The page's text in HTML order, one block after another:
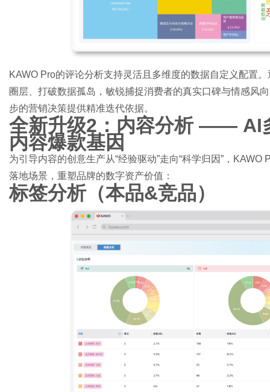
KAWO Pro的评论分析支持灵活且多维度的数据自定义配置
圈层、打破数据孤岛，敏锐捕捉消费者的真实口碑与情感风
步的营销决策提供精准迭代依据。
全新升级2：内容分析 —— AI
内容爆款基因
为引导内容的创意生产从“经验驱动”走向“科学归因”，
落地场景，重塑品牌的数字资产价值：
标签分析（本品&竞品）